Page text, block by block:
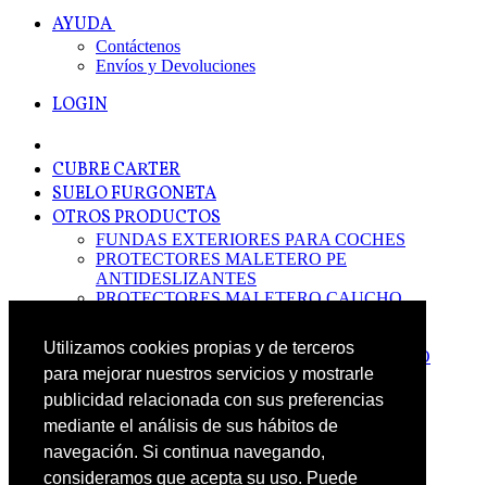
Utilizamos cookies propias y de terceros
para mejorar nuestros servicios y mostrarle
publicidad relacionada con sus preferencias
mediante el análisis de sus hábitos de
navegación. Si continua navegando,
consideramos que acepta su uso. Puede
AYUDA
Contáctenos
Envíos y Devoluciones
LOGIN
CUBRE CARTER
SUELO FURGONETA
OTROS PRODUCTOS
FUNDAS EXTERIORES PARA COCHES
PROTECTORES MALETERO PE
ANTIDESLIZANTES
PROTECTORES MALETERO CAUCHO
PROTECTORES MALETERO PE
PROTECTORES DE MALETERO CAUCHO
BASIC
ALFOMBRILLAS GOMA PREMIUM
ALFOMBRILLAS GOMA BASIC
PASOS RUEDA
OFERTAS